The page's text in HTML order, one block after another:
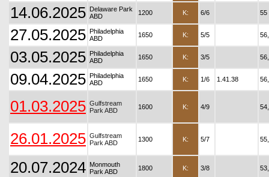
14.06.2025 Delaware Park
ABD
1200 K: 6/6 55
27.05.2025 Philadelphia
ABD
1650 K: 5/5
03.05.2025 Philadelphia
ABD
1650 K: 3/5
09.04.2025 Philadelphia
ABD
1650 K: 1/6 1.41.38
01.03.2025 Gulfstream
Park ABD
1600 K: 4/9
26.01.2025 Gulfstream
Park ABD
1300 K: 5/7
20.07.2024 Monmouth
Park ABD
1800 K: 3/8